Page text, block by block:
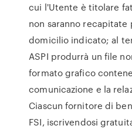
cui l'Utente è titolare
non saranno recapitate
domicilio indicato; al
ASPI produrrà un file
formato grafico
comunicazione e la
Ciascun fornitore di
FSI, iscrivendosi